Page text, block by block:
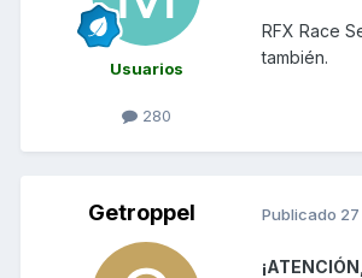
Usuarios
280
RFX Race
también.
Getroppel Publicado